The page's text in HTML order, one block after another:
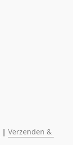
| Verzenden &